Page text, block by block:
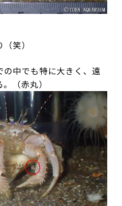
笑）
中でも特に大きく、遠
（赤丸）